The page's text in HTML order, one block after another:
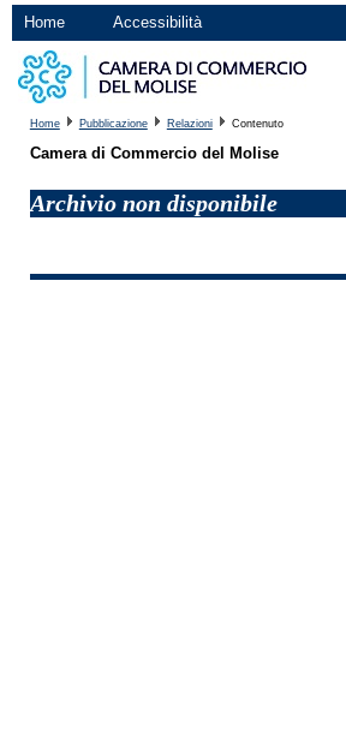
Home Accessibilità
Home Pubblicazione Relazioni Contenuto
Camera di Commercio del Molise
Archivio non disponibile